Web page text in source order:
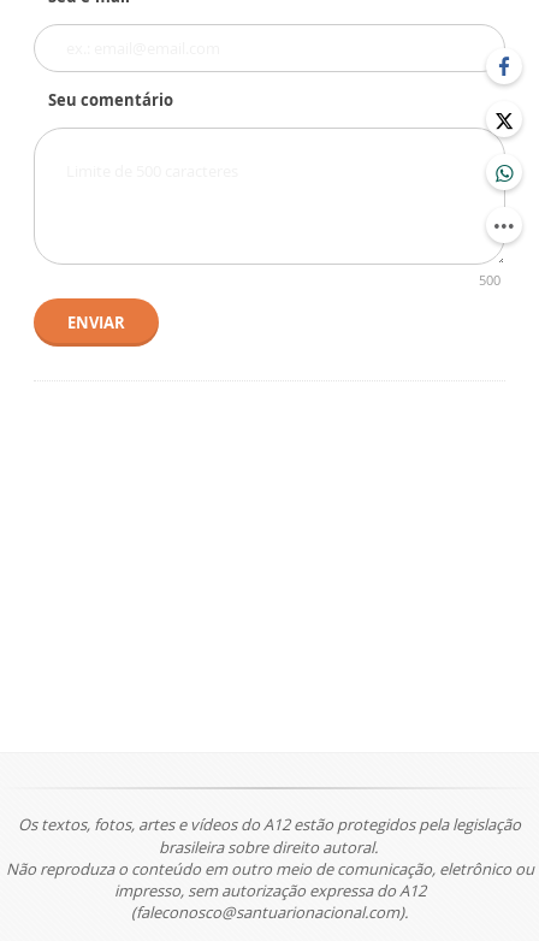
Seu comentário
500
ENVIAR
Os textos, fotos, artes e vídeos do A12 estão protegidos pela legislação
brasileira sobre direito autoral.
Não reproduza o conteúdo em outro meio de comunicação, eletrônico ou
impresso, sem autorização expressa do A12
(faleconosco@santuarionacional.com).